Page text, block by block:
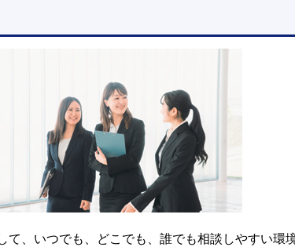
、いつでも、どこでも、誰でも相談しやすい環